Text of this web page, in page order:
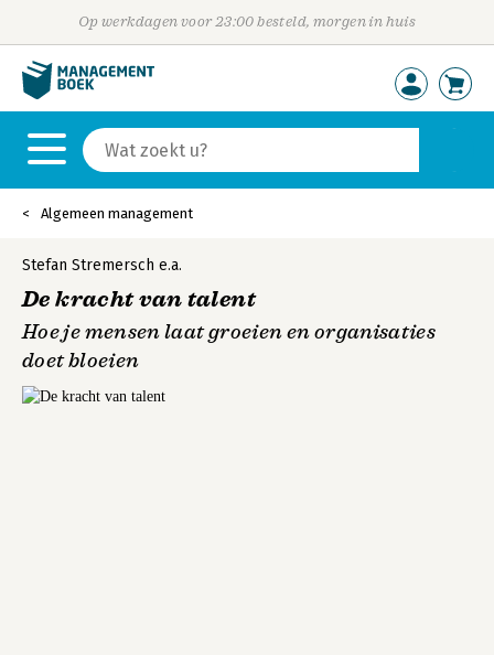
Op werkdagen voor 23:00 besteld, morgen in huis
Algemeen management
Stefan Stremersch e.a.
De kracht van talent
Hoe je mensen laat groeien en organisaties
doet bloeien